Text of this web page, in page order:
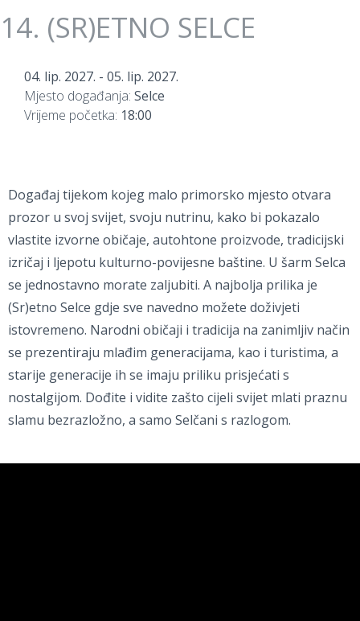
14. (SR)ETNO SELCE
04. lip. 2027. - 05. lip. 2027.
Mjesto događanja: Selce
Vrijeme početka: 18:00
Događaj tijekom kojeg malo primorsko mjesto otvara
prozor u svoj svijet, svoju nutrinu, kako bi pokazalo
vlastite izvorne običaje, autohtone proizvode, tradicijski
izričaj i ljepotu kulturno-povijesne baštine. U šarm Selca
se jednostavno morate zaljubiti. A najbolja prilika je
(Sr)etno Selce gdje sve navedno možete doživjeti
istovremeno. Narodni običaji i tradicija na zanimljiv način
se prezentiraju mlađim generacijama, kao i turistima, a
starije generacije ih se imaju priliku prisjećati s
nostalgijom. Dođite i vidite zašto cijeli svijet mlati praznu
slamu bezrazložno, a samo Selčani s razlogom.